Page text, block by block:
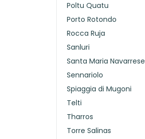
Poltu Quatu
Porto Rotondo
Rocca Ruja
Sanluri
Santa Maria Navarrese
Sennariolo
Spiaggia di Mugoni
Telti
Tharros
Torre Salinas